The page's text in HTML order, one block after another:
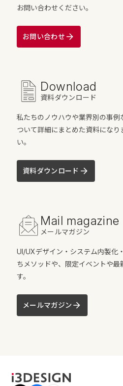
お問い合わせください。
お問い合わせ
Download
資料ダウンロード
私たちのノウハウや業界別の事例
ついて詳細にまとめた資料になり
い。
資料ダウンロード
Mail magazine
メールマガジン
UI/UXデザイン・システム内製化
ちメソッドや、限定イベントや最
す。
メールマガジン